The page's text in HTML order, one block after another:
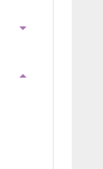
TOGGLE MENU
TOGGLE MENU